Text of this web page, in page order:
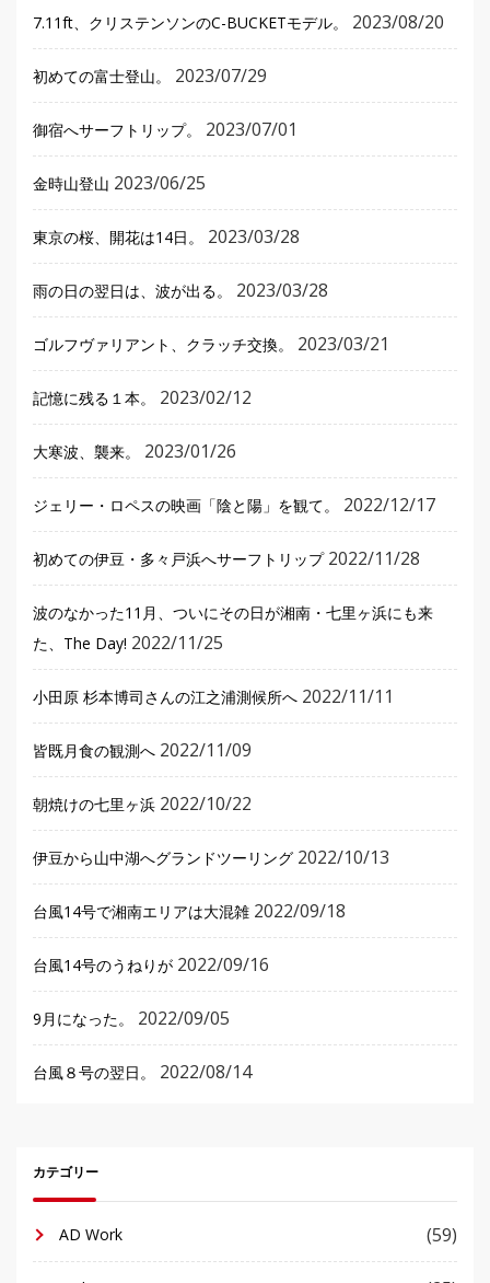
7.11ft、クリステンソンのC-BUCKETモデル。 2023/08/20
初めての富士登山。 2023/07/29
御宿へサーフトリップ。 2023/07/01
金時山登山 2023/06/25
東京の桜、開花は14日。 2023/03/28
雨の日の翌日は、波が出る。 2023/03/28
ゴルフヴァリアント、クラッチ交換。 2023/03/21
記憶に残る１本。 2023/02/12
大寒波、襲来。 2023/01/26
ジェリー・ロペスの映画「陰と陽」を観て。 2022/12/17
初めての伊豆・多々戸浜へサーフトリップ 2022/11/28
波のなかった11月、ついにその日が湘南・七里ヶ浜にも来
た、The Day! 2022/11/25
小田原 杉本博司さんの江之浦測候所へ 2022/11/11
皆既月食の観測へ 2022/11/09
朝焼けの七里ヶ浜 2022/10/22
伊豆から山中湖へグランドツーリング 2022/10/13
台風14号で湘南エリアは大混雑 2022/09/18
台風14号のうねりが 2022/09/16
9月になった。 2022/09/05
台風８号の翌日。 2022/08/14
カテゴリー
AD Work (59)